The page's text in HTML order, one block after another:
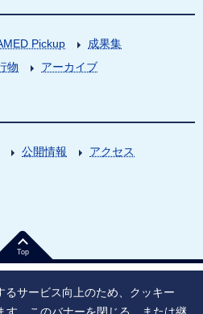
Pickup
成果集
物
アーカイブ
公開情報
アクセス
Top
るサービス向上のため、クッキー